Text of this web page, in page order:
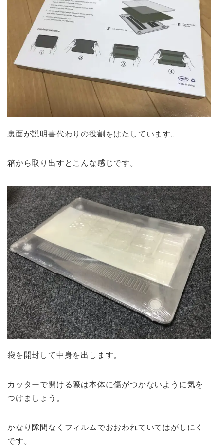
裏面が説明書代わりの役割をはたしています。
箱から取り出すとこんな感じです。
袋を開封して中身を出します。
カッターで開ける際は本体に傷がつかないように気を
つけましょう。
かなり隙間なくフィルムでおおわれていてはがしにく
です。